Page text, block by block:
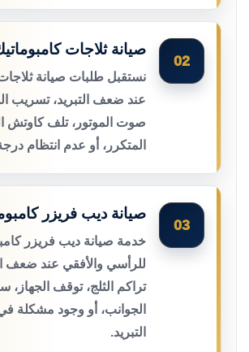
02
صيانة ثلاجات
نستقبل طلبات صيانة
عند ضعف التبريد، تسريب
صوت الموتور، تلف كاوتش
المتكرر، أو عدم انتظام
03
صيانة ديب فريزر
خدمة صيانة ديب فريزر
للرأسي والأفقي عند ضعف
تراكم الثلج، توقف الجهاز،
الجوانب، أو وجود مشكلة
التبريد.